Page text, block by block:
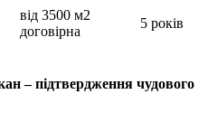
від 3500 м2
договірна
5 років
– підтвердження чудового